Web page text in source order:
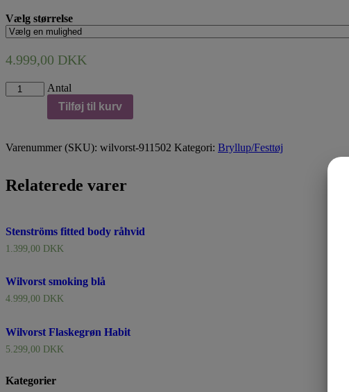
Vælg størrelse
4.999,00 DKK
Antal
Wilvorst
bryllupssæt
Tilføj til kurv
Varenummer (SKU): wilvorst-911502 Kategori: Bryllup/Festtøj
Relaterede varer
Stenströms fitted body råhvid
1.399,00 DKK
Wilvorst smoking blå
4.999,00 DKK
Wilvorst Flaskegrøn Habit
5.299,00 DKK
Kategorier